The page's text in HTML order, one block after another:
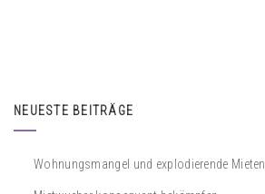
NEUESTE BEITRÄGE
Wohnungsmangel und explodierende Mieten